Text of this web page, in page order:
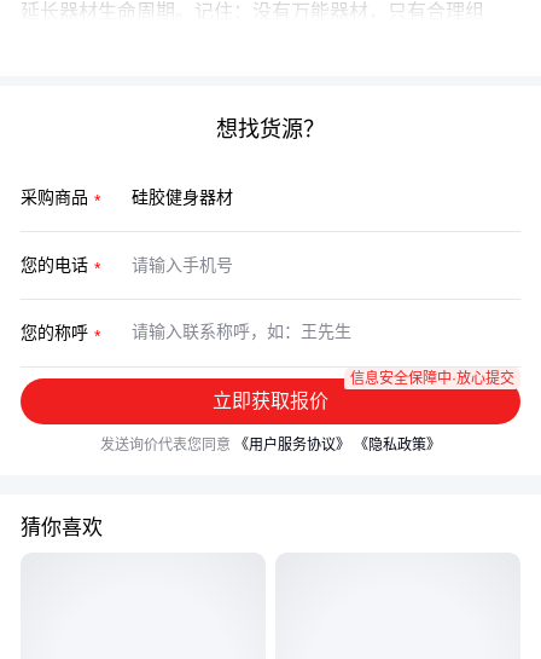
延长器材生命周期。记住：没有万能器材，只有合理组
想找货源？
采购商品
您的电话
您的称呼
立即获取报价
信息安全保障中·放心提交
发送询价代表您同意 《用户服务协议》 《隐私政策》
猜你喜欢